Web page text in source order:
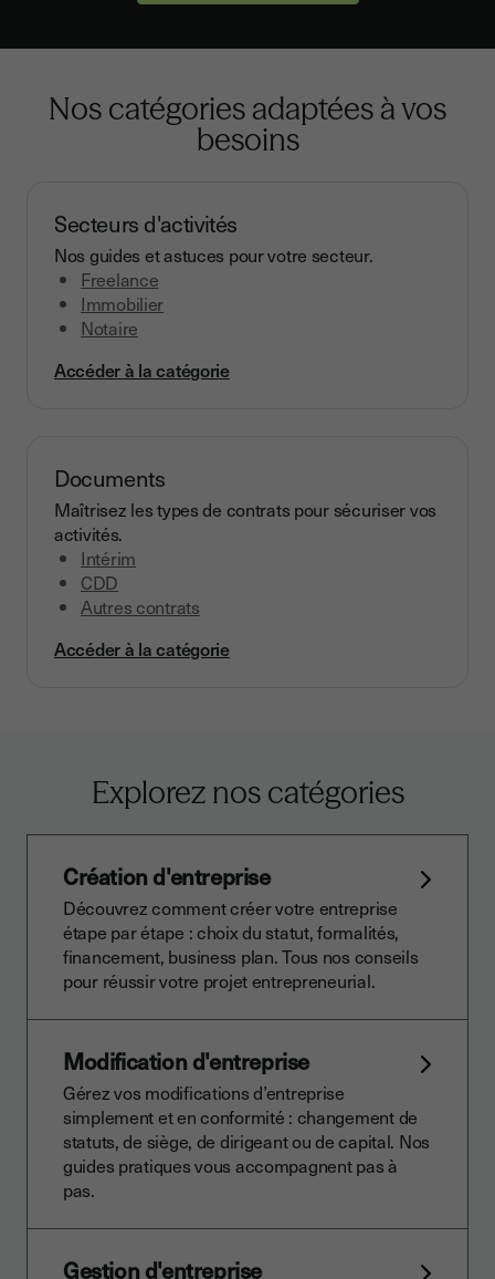
Nos catégories adaptées à vos
besoins
Secteurs d'activités
Nos guides et astuces pour votre secteur.
Freelance
Immobilier
Notaire
Accéder à la catégorie
Documents
Maîtrisez les types de contrats pour sécuriser vos
activités.
Intérim
CDD
Autres contrats
Accéder à la catégorie
Explorez nos catégories
Création d'entreprise
Découvrez comment créer votre entreprise
étape par étape : choix du statut, formalités,
financement, business plan. Tous nos conseils
pour réussir votre projet entrepreneurial.
Modification d'entreprise
Gérez vos modifications d’entreprise
simplement et en conformité : changement de
statuts, de siège, de dirigeant ou de capital. Nos
guides pratiques vous accompagnent pas à
pas.
Gestion d'entreprise